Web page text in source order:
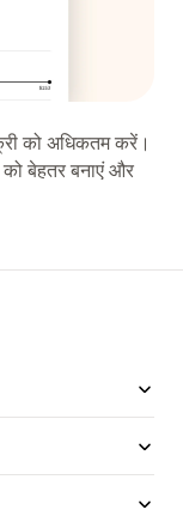
को अधिकतम करें।
बेहतर बनाएं और